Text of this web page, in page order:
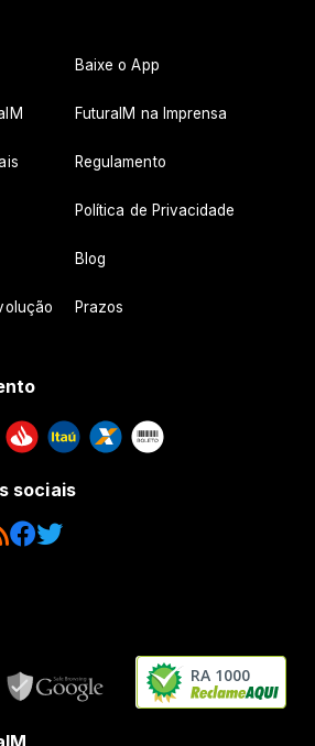
Baixe o App
FuturaIM na Imprensa
Regulamento
Política de Privacidade
Blog
Prazos
sociais
RA 1000